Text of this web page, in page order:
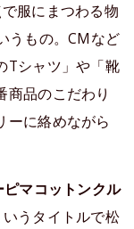
服にまつわる物
うもの。CMなど
Tシャツ」や「靴
品のこだわり
ーに絡めながら
ピマコットンクル
うタイトルで松